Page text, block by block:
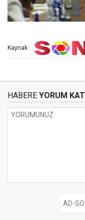
Kaynak:
HABERE YORUM KAT